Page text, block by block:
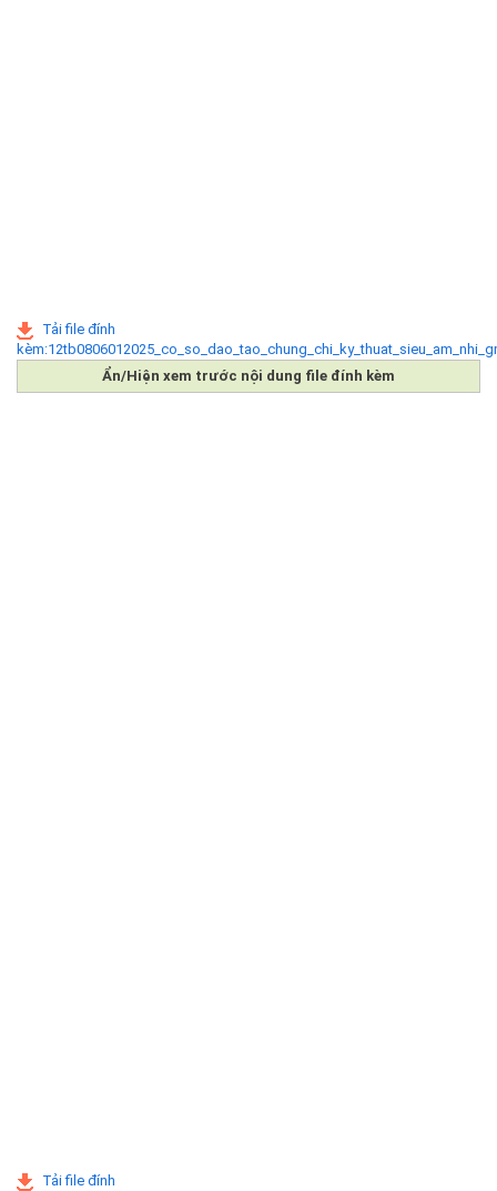
Tải file đính
Ẩn/Hiện xem trước nội dung file đính kèm
Tải file đính